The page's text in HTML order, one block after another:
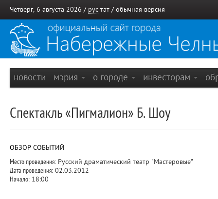
Четверг, 6 августа 2026 / рус тат / обычная версия
новости мэрия о городе инвесторам
Спектакль «Пигмалион» Б. Шоу
ОБЗОР СОБЫТИЙ
Место проведения: Русский драматический театр "Мастеровые"
Дата проведения: 02.03.2012
Начало: 18:00